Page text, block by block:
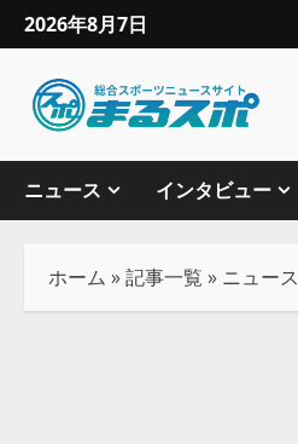
2026年8月7日
ニュース インタビュー
ホーム »記事一覧 » ニュース